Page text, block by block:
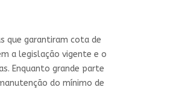
que garantiram cota de
a legislação vigente e o
Enquanto grande parte
do mínimo de